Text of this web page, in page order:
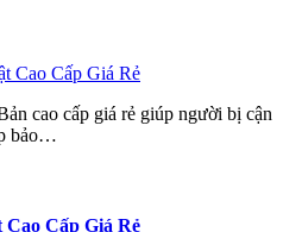
cao cấp giá rẻ giúp người bị cận
bảo…
Cấp Giá Rẻ